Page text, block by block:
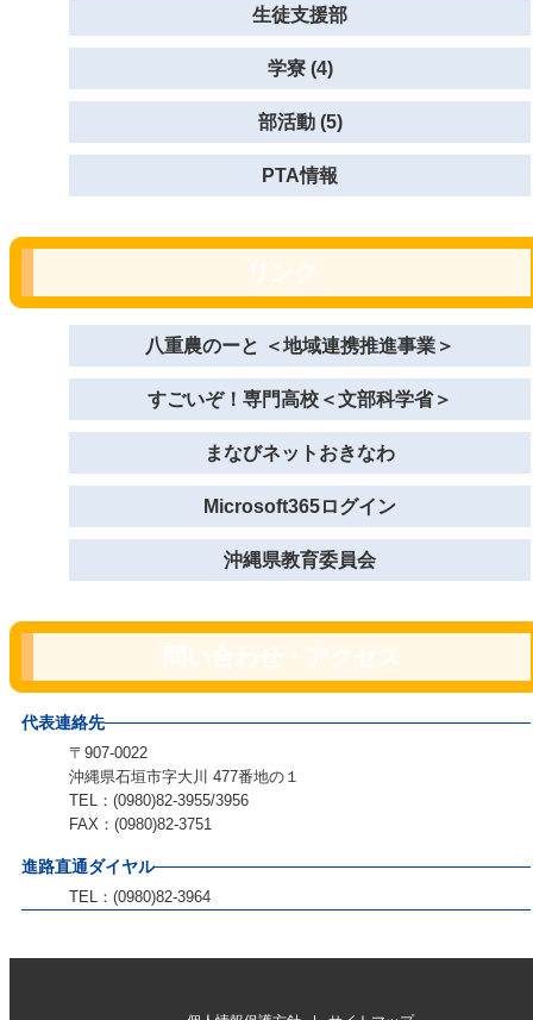
生徒支援部
学寮 (4)
部活動 (5)
PTA情報
八重農のーと ＜地域連携推進事業＞
すごいぞ！専門高校＜文部科学省＞
まなびネットおきなわ
Microsoft365ログイン
沖縄県教育委員会
代表連絡先
〒907-0022
沖縄県石垣市字大川 477番地の１
TEL：(0980)82-3955/3956
FAX：(0980)82-3751
進路直通ダイヤル
TEL：(0980)82-3964